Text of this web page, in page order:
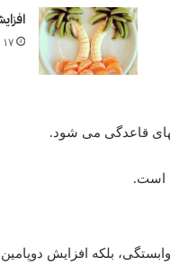
۱۷ دی ۱۴۰۴
قاعدگی می شود.
است.
بلکه افزایش